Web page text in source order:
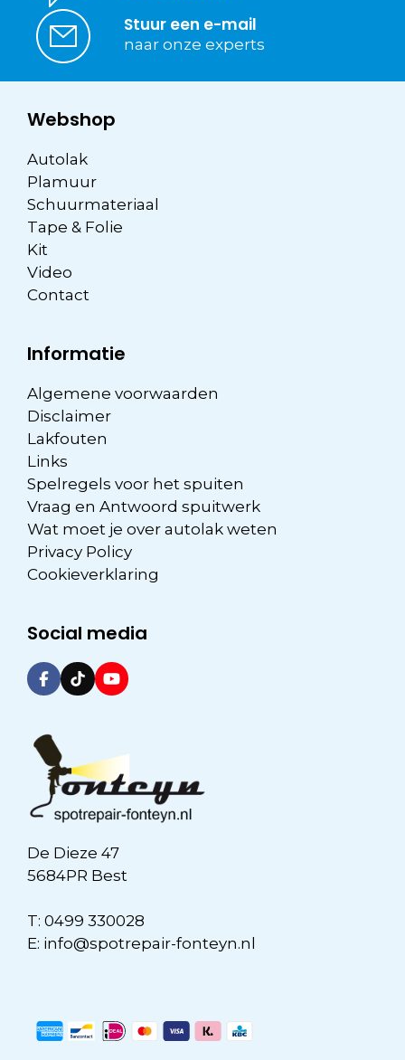
Stuur een e-mail
naar onze experts
Webshop
Autolak
Plamuur
Schuurmateriaal
Tape & Folie
Kit
Video
Contact
Informatie
Algemene voorwaarden
Disclaimer
Lakfouten
Links
Spelregels voor het spuiten
Vraag en Antwoord spuitwerk
Wat moet je over autolak weten
Privacy Policy
Cookieverklaring
Social media
De Dieze 47
5684PR Best
T: 0499 330028
E: info@spotrepair-fonteyn.nl